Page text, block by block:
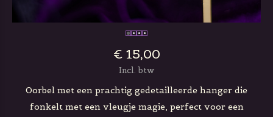
€ 15,00
Incl. btw
Oorbel met een prachtig gedetailleerde hanger die
fonkelt met een vleugje magie, perfect voor een